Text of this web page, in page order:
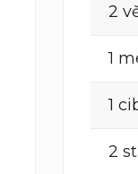
2
1
1
2